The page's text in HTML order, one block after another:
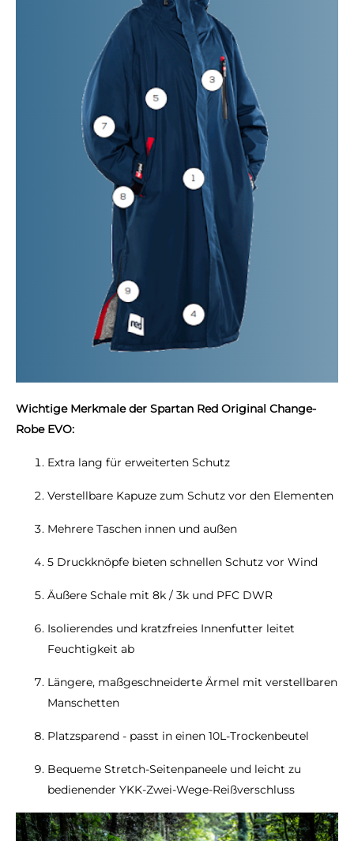
Wichtige Merkmale der Spartan Red Original Change-
Robe EVO:
Extra lang für erweiterten Schutz
Verstellbare Kapuze zum Schutz vor den Elementen
Mehrere Taschen innen und außen
5 Druckknöpfe bieten schnellen Schutz vor Wind
Äußere Schale mit 8k / 3k und PFC DWR
Isolierendes und kratzfreies Innenfutter leitet
Feuchtigkeit ab
Längere, maßgeschneiderte Ärmel mit verstellbaren
Manschetten
Platzsparend - passt in einen 10L-Trockenbeutel
Bequeme Stretch-Seitenpaneele und leicht zu
bedienender YKK-Zwei-Wege-Reißverschluss